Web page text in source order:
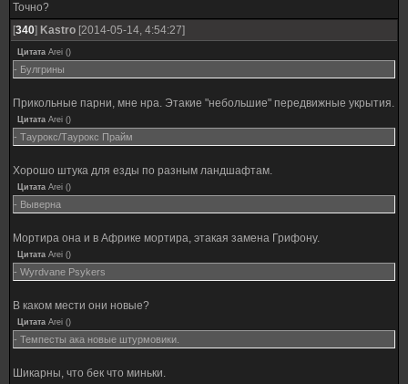
Точно?
[340] Kastro [2014-05-14, 4:54:27]
Цитата Arei ()
- Булгрины
Прикольные парни, мне нра. Этакие "небольшие" передвижные укрытия.
Цитата Arei ()
- Таурокс/Таурокс Прайм
Хорошо штука для езды по разным ландшафтам.
Цитата Arei ()
- Выверна
Мортира она и в Африке мортира, этакая замена Грифону.
Цитата Arei ()
- Wyrdvane Psykers
В каком мести они новые?
Цитата Arei ()
- Темпесты ака новые штурмовики.
Шикарны, что бек что миньки.